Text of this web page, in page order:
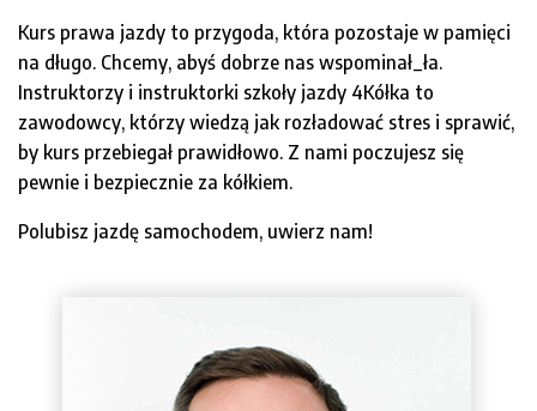
Kurs prawa jazdy to przygoda, która pozostaje w pamięci
na długo. Chcemy, abyś dobrze nas wspominał_ła.
Instruktorzy i instruktorki szkoły jazdy 4Kółka to
zawodowcy, którzy wiedzą jak rozładować stres i sprawić,
by kurs przebiegał prawidłowo. Z nami poczujesz się
pewnie i bezpiecznie za kółkiem.
Polubisz jazdę samochodem, uwierz nam!